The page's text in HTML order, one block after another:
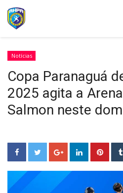
Notícias
Copa Paranaguá
2025 agita a
Salmon neste